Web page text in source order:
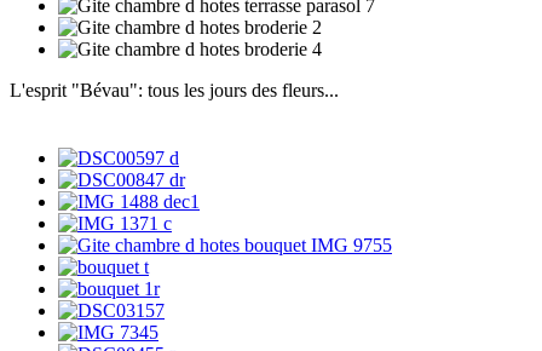
L'esprit "Bévau": tous les jours des fleurs...